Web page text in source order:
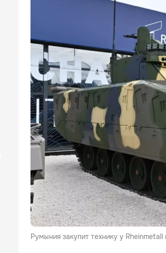
Румыния закупит технику у